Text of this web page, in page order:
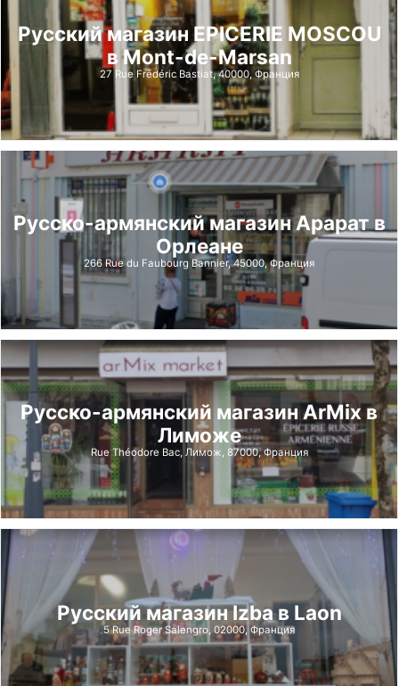
Русский магазин EPICERIE MOSCOU
в Mont-de-Marsan
27 Rue Frédéric Bastiat, 40000, Франция
Русско-армянский магазин Арарат в
Орлеане
266 Rue du Faubourg Bannier, 45000, Франция
Русско-армянский магазин ArMix в
Лиможе
Rue Théodore Bac, Лимож, 87000, Франция
Русский магазин Izba в Laon
5 Rue Roger Salengro, 02000, Франция